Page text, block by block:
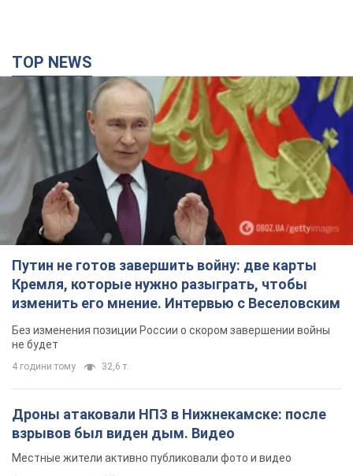
TOP NEWS
Путин не готов завершить войну: две карты
Кремля, которые нужно разыграть, чтобы
изменить его мнение. Интервью с Веселовским
Без изменения позиции России о скором завершении войны
не будет
4 години тому 32,6 т.
Дроны атаковали НПЗ в Нижнекамске: после
взрывов был виден дым. Видео
Местные жители активно публиковали фото и видео